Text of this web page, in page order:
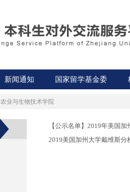
新闻通知 国家留学基金委
农业与生物技术学院
【公示名单】2019年美国
2019美国加州大学戴维斯分